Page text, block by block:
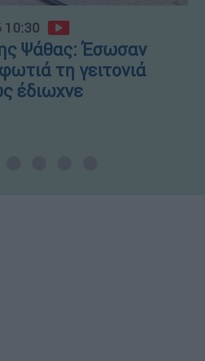
10:30
Ψάθας: Έσωσαν
τη γειτονιά
έδιωχνε